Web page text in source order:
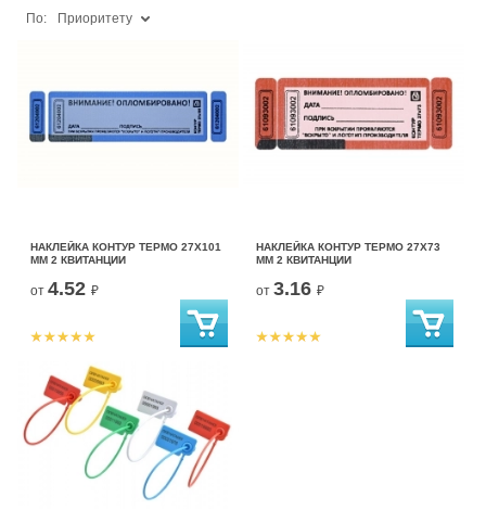
По: Приоритету
НАКЛЕЙКА КОНТУР ТЕРМО 27Х101
ММ 2 КВИТАНЦИИ
от 4.52 ₽
НАКЛЕЙКА КОНТУР ТЕРМО 27Х73
ММ 2 КВИТАНЦИИ
от 3.16 ₽